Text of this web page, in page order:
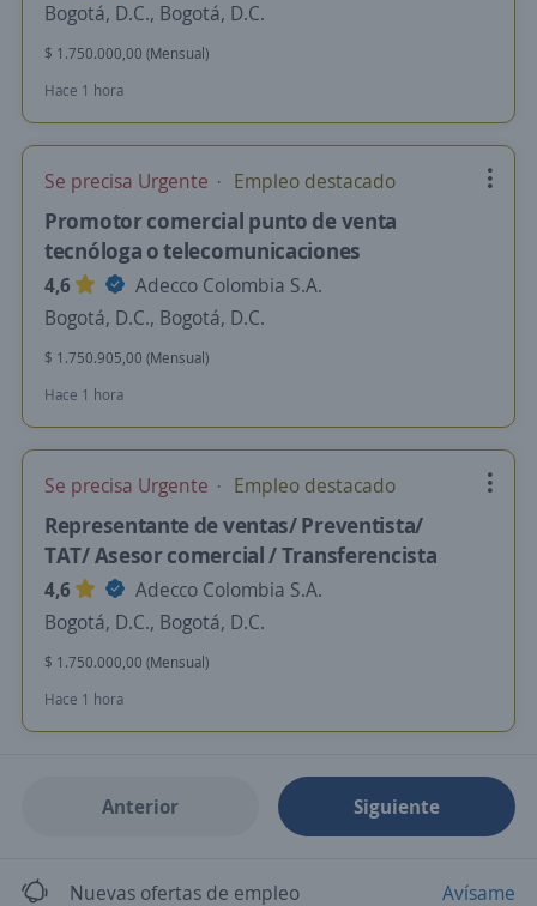
Bogotá, D.C., Bogotá, D.C.
$ 1.750.000,00 (Mensual)
Hace 1 hora
Se precisa Urgente Empleo destacado
Promotor comercial punto de venta
tecnóloga o telecomunicaciones
4,6
Adecco Colombia S.A.
Bogotá, D.C., Bogotá, D.C.
$ 1.750.905,00 (Mensual)
Hace 1 hora
Se precisa Urgente Empleo destacado
Representante de ventas/ Preventista/
TAT/ Asesor comercial / Transferencista
4,6
Adecco Colombia S.A.
Bogotá, D.C., Bogotá, D.C.
$ 1.750.000,00 (Mensual)
Hace 1 hora
Anterior Siguiente
Nuevas ofertas de empleo Avísame